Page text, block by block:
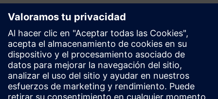
Follow
Prensa | Empresa | Siemens